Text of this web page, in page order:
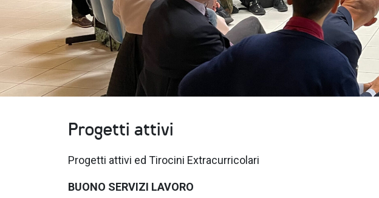
Progetti attivi
Progetti attivi ed Tirocini Extracurricolari
BUONO SERVIZI LAVORO